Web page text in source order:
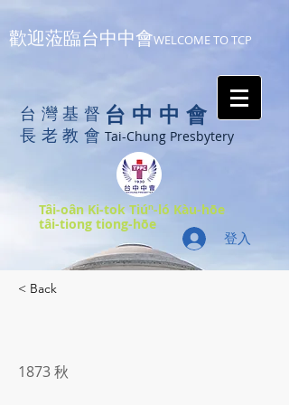
歡迎蒞臨台中中會WELCOME TO TCP
台灣基督
長老教會
台中中會
Tai-Chung Presbytery
Tâi-oân Ki-tok Tiúⁿ-ló Kàu-hōe
tâi-tiong tiong-hōe
登入
< Back
1873 秋